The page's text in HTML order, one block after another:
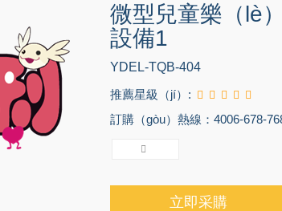
微型兒童樂（lè
設備1
YDEL-TQB-404
推薦星級（jí）:
訂購（gòu）熱線：4006-678-
立即采購